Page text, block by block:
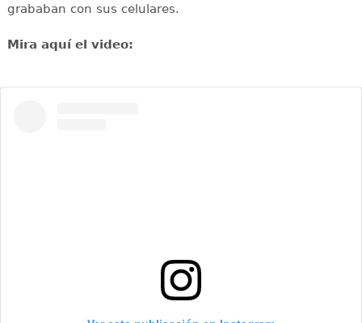
grababan con sus celulares.
Mira aquí el video: